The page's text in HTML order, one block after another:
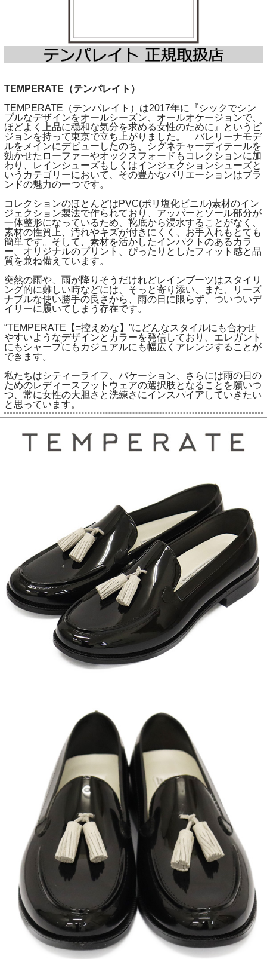
TEMPERATE（テンパレイト）
TEMPERATE（テンパレイト）は2017年に『シックでシン
プルなデザインをオールシーズン、オールオケージョンで、
ほどよく上品に穏和な気分を求める女性のために』というビ
ジョンを持って東京で立ち上がりました。 バレリーナモデ
ルをメインにデビューしたのち、シグネチャーディテールを
効かせたローファーやオックスフォードもコレクションに加
わり、レインシューズもしくはインジェクションシューズと
いうカテゴリーにおいて、その豊かなバリエーションはブラ
ンドの魅力の一つです。
コレクションのほとんどはPVC(ポリ塩化ビニル)素材のイン
ジェクション製法で作られており、アッパーとソール部分が
一体整形になっているため、靴底から浸水することがなく、
素材の性質上、汚れやキズが付きにくく、お手入れもとても
簡単です。そして、素材を活かしたインパクトのあるカラ
ー、オリジナルのプリント、ぴったりとしたフィット感と品
質を兼ね備えています。
突然の雨や、雨が降りそうだけれどレインブーツはスタイリ
ング的に難しい時などには、そっと寄り添い、また、リーズ
ナブルな使い勝手の良さから、雨の日に限らず、ついついデ
イリーに履いてしまう存在です。
“TEMPERATE【=控えめな】”にどんなスタイルにも合わせ
やすいようなデザインとカラーを発信しており、エレガント
にもシャープにもカジュアルにも幅広くアレンジすることが
できます。
私たちはシティーライフ、バケーション、さらには雨の日の
ためのレディースフットウェアの選択肢となることを願いつ
つ、常に女性の大胆さと洗練さにインスパイアしていきたい
と思っています。